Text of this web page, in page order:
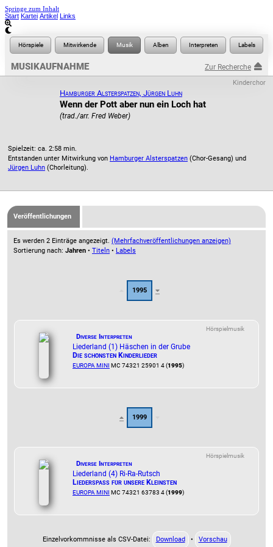
Springe zum Inhalt
Start Kartei Artikel Links
MUSIKAUFNAHME Zur Recherche
Kinderchor
Hamburger Alsterspatzen, Jürgen Luhn
Wenn der Pott aber nun ein Loch hat
(trad./arr. Fred Weber)
Spielzeit: ca. 2:58 min.
Entstanden unter Mitwirkung von Hamburger Alsterspatzen (Chor-Gesang) und
Jürgen Luhn (Chorleitung).
Veröffentlichungen
Es werden 2 Einträge angezeigt. (Mehrfachveröffentlichungen anzeigen)
Sortierung nach: Jahren • Titeln • Labels
1995
Hörspielmusik
Diverse Interpreten
Liederland (1) Häschen in der Grube
Die schönsten Kinderlieder
EUROPA MINI MC 74321 25901 4 (1995)
1999
Hörspielmusik
Diverse Interpreten
Liederland (4) Ri-Ra-Rutsch
Liederspaß für unsere Kleinsten
EUROPA MINI MC 74321 63783 4 (1999)
Einzelvorkommnisse als CSV-Datei: Download • Vorschau